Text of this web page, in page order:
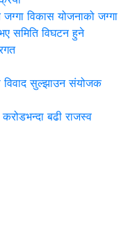
विकास योजनाको जग्गा
समिति विघटन हुने
विवाद सुल्झाउन संयोजक
बढी राजस्व